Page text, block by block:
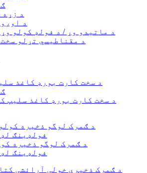
د
د
د ماتیدو وړ / د فولډ کولو
د مقناطیسي تړلو
د سخت کارت بورډ کاغذ سلیپ
د ګمرک لوگو ذخیره
فولډینګ